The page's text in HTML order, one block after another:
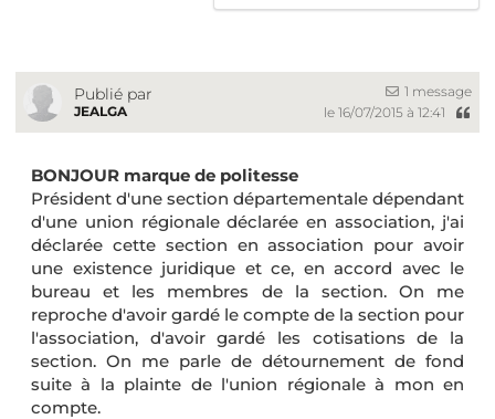
Publié par
JEALGA
1 message
le 16/07/2015 à 12:41
BONJOUR marque de politesse
Président d'une section départementale dépendant
d'une union régionale déclarée en association, j'ai
déclarée cette section en association pour avoir
une existence juridique et ce, en accord avec le
bureau et les membres de la section. On me
reproche d'avoir gardé le compte de la section pour
l'association, d'avoir gardé les cotisations de la
section. On me parle de détournement de fond
suite à la plainte de l'union régionale à mon en
compte.